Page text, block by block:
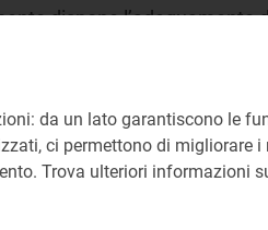
dispone l’adeguamento
2016/R/com alle
per le forniture di
precontrattuali e contrattuali
da un lato garantiscono le
ci permettono di migliorare
Trova ulteriori informazioni